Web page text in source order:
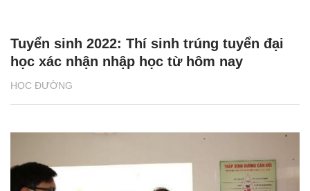
HỌC ĐƯỜNG
Tuyển sinh 2022: Thí sinh trúng tuyển đại
học xác nhận nhập học từ hôm nay